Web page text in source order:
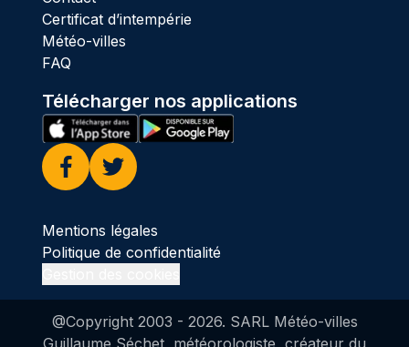
Certificat d’intempérie
Météo-villes
FAQ
Télécharger nos applications
Facebook
Twitter
Mentions légales
Politique de confidentialité
@Copyright 2003 - 2026. SARL Météo-villes